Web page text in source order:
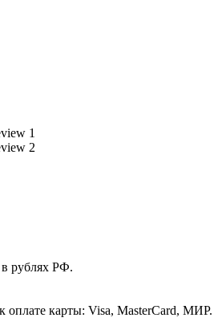
рублях РФ.
оплате карты: Visa, MasterCard, МИР.